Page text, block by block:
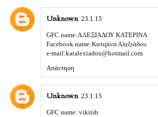
Unknown 23.1.15
GFC name:ΑΛΕΞΙΑΔΟΥ ΚΑΤΕΡΙΝΑ
Facebook name:Κατερίνα Αλεξιάδου
e-mail:katalexiadou@hotmail.com
Απάντηση
Unknown 23.1.15
GFC name: vikitsb